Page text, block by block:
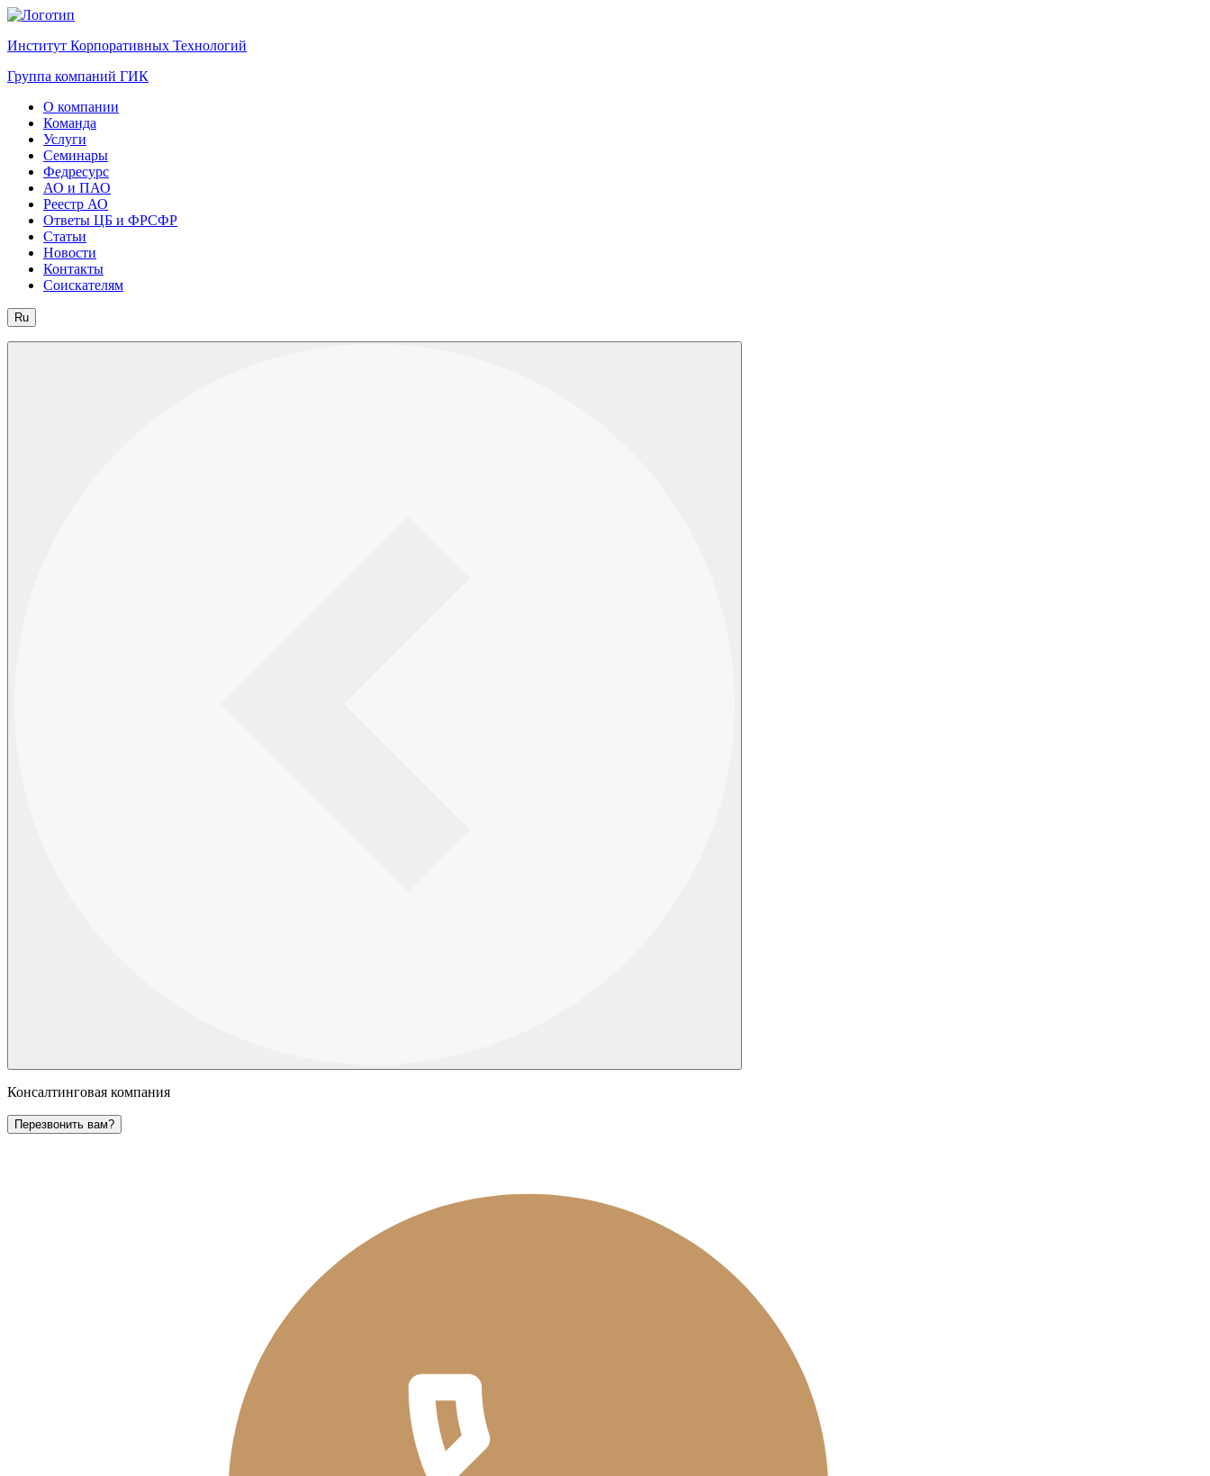
Институт Корпоративных Технологий
Группа компаний ГИК
О компании
Команда
Услуги
Семинары
Федресурс
АО и ПАО
Реестр АО
Ответы ЦБ и ФРСФР
Статьи
Новости
Контакты
Соискателям
Ru
Консалтинговая компания
Перезвонить вам?